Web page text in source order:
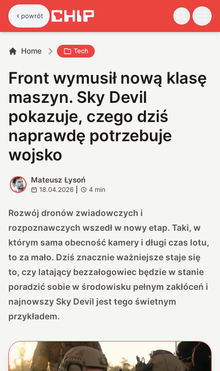
powrót
Home Tech
Front wymusił nową klasę
maszyn. Sky Devil
pokazuje, czego dziś
naprawdę potrzebuje
wojsko
M
Mateusz Łysoń
18.04.2026 4 min
Rozwój dronów zwiadowczych i
rozpoznawczych wszedł w nowy etap. Taki, w
którym sama obecność kamery i długi czas lotu,
to za mało. Dziś znacznie ważniejsze staje się
to, czy latający bezzałogowiec będzie w stanie
poradzić sobie w środowisku pełnym zakłóceń i
najnowszy Sky Devil jest tego świetnym
przykładem.